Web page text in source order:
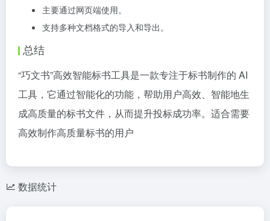
主要通过网页端使用。
支持多种文档格式的导入和导出。
总结
“巧文书”高效智能标书工具是一款专注于标书制作的 AI
工具，它通过智能化的功能，帮助用户高效、智能地生
成高质量的标书文件，从而提升投标成功率。适合需要
高效制作高质量标书的用户
数据统计